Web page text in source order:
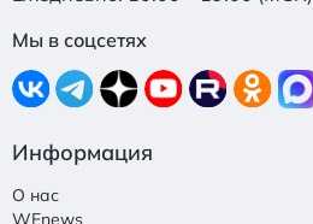
Мы в соцсетях
Информация
О нас